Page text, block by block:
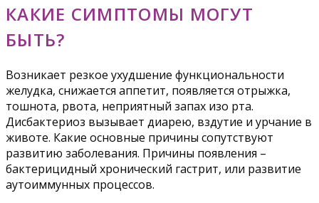
КАКИЕ СИМПТОМЫ МОГУТ
БЫТЬ?
Возникает резкое ухудшение функциональности
желудка, снижается аппетит, появляется отрыжка,
тошнота, рвота, неприятный запах изо рта.
Дисбактериоз вызывает диарею, вздутие и урчание в
животе. Какие основные причины сопутствуют
развитию заболевания. Причины появления –
бактерицидный хронический гастрит, или развитие
аутоиммунных процессов.